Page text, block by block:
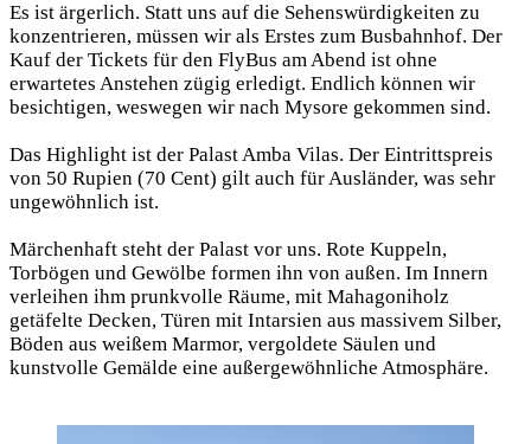
Es ist ärgerlich. Statt uns auf die Sehenswürdigkeiten zu
konzentrieren, müssen wir als Erstes zum Busbahnhof. Der
Kauf der Tickets für den FlyBus am Abend ist ohne
erwartetes Anstehen zügig erledigt. Endlich können wir
besichtigen, weswegen wir nach Mysore gekommen sind.
Das Highlight ist der Palast Amba Vilas. Der Eintrittspreis
von 50 Rupien (70 Cent) gilt auch für Ausländer, was sehr
ungewöhnlich ist.
Märchenhaft steht der Palast vor uns. Rote Kuppeln,
Torbögen und Gewölbe formen ihn von außen. Im Innern
verleihen ihm prunkvolle Räume, mit Mahagoniholz
getäfelte Decken, Türen mit Intarsien aus massivem Silber,
Böden aus weißem Marmor, vergoldete Säulen und
kunstvolle Gemälde eine außergewöhnliche Atmosphäre.